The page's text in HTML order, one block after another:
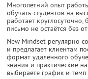
Многолетний опыт
обучать студентов на
работает
письмо не остаётся без
New Mindset регулярно
и предлагает клиентам
формат удаленного
знания и практические
выбираете график и темп